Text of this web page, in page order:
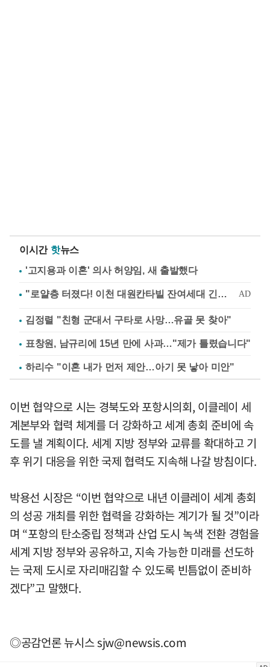
이시간 핫뉴스
'고지용과 이혼' 의사 허양임, 새 출발했다
김정렬 "친형 군대서 구타로 사망…유골 못 찾아"
표창원, 남규리에 15년 만에 사과…"제가 틀렸습니다"
하리수 "이혼 내가 먼저 제안…아기 못 낳아 미안"
이번 협약으로 시는 경북도와 포항시의회, 이클레이 세
계본부와 협력 체계를 더 강화하고 세계 총회 준비에 속
도를 낼 계획이다. 세계 지방 정부와 교류를 확대하고 기
후 위기 대응을 위한 국제 협력도 지속해 나갈 방침이다.
박용선 시장은 “이번 협약으로 내년 이클레이 세계 총회
의 성공 개최를 위한 협력을 강화하는 계기가 될 것”이라
며 “포항의 탄소중립 정책과 산업 도시 녹색 전환 경험을
세계 지방 정부와 공유하고, 지속 가능한 미래를 선도하
는 국제 도시로 자리매김할 수 있도록 빈틈없이 준비하
겠다”고 말했다.
◎공감언론 뉴시스sjw@newsis.com